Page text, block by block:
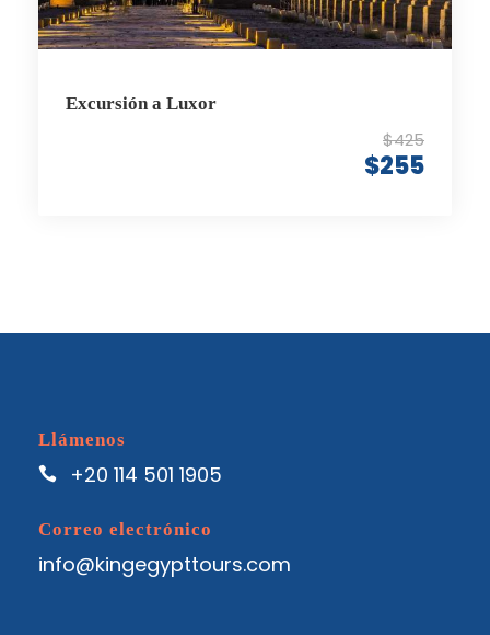
Excursión a Luxor
$425
$255
Llámenos
+20 114 501 1905
Correo electrónico
info@kingegypttours.com